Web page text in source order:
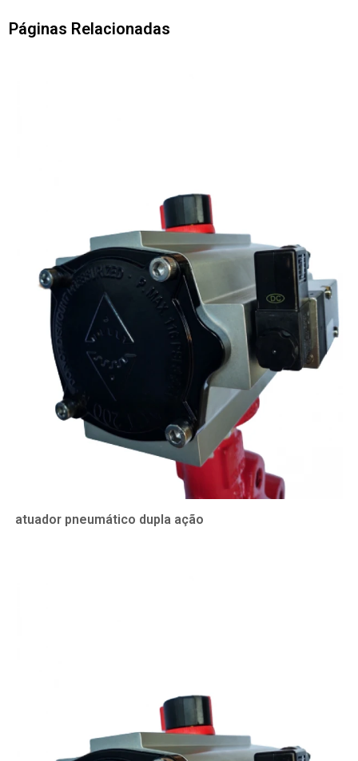
Páginas Relacionadas
atuador pneumático dupla ação